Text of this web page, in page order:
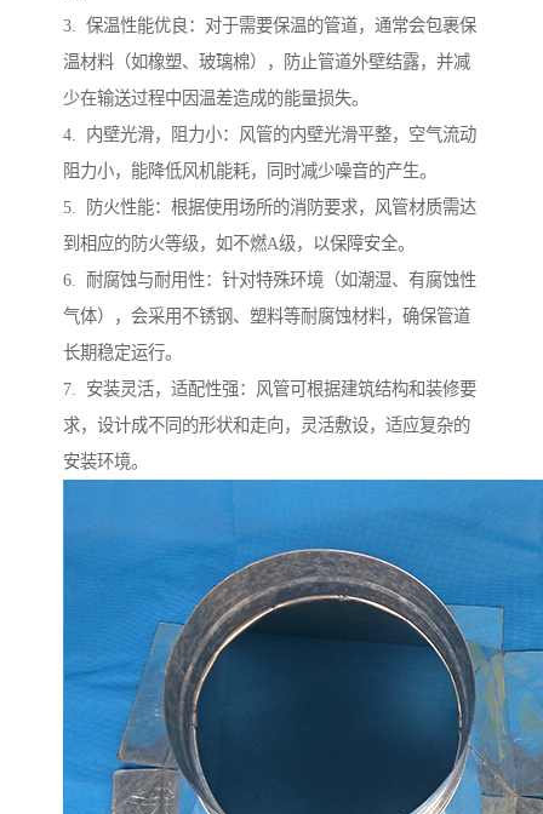
3. 保温性能优良：对于需要保温的管道，通常会包裹保
温材料（如橡塑、玻璃棉），防止管道外壁结露，并减
少在输送过程中因温差造成的能量损失。
4. 内壁光滑，阻力小：风管的内壁光滑平整，空气流动
阻力小，能降低风机能耗，同时减少噪音的产生。
5. 防火性能：根据使用场所的消防要求，风管材质需达
到相应的防火等级，如不燃A级，以保障安全。
6. 耐腐蚀与耐用性：针对特殊环境（如潮湿、有腐蚀性
气体），会采用不锈钢、塑料等耐腐蚀材料，确保管道
长期稳定运行。
7. 安装灵活，适配性强：风管可根据建筑结构和装修要
求，设计成不同的形状和走向，灵活敷设，适应复杂的
安装环境。